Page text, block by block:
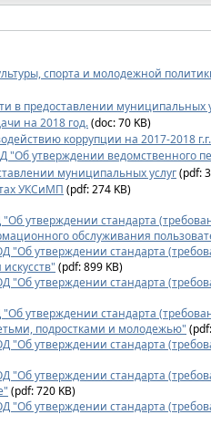
спорта и молодежной
в предоставлении муниципальных
на 2018 год.(doc: 70 KB)
коррупции на 2017-2018 г.г.
"Об утверждении ведомственного
муниципальных услуг(pdf:
УКСиМП (pdf: 274 KB)
утверждении стандарта
обслуживания
"Об утверждении стандарта
(pdf: 899 KB)
"Об утверждении стандарта
утверждении стандарта
подростками и молодежью"
"Об утверждении стандарта
"Об утверждении стандарта
(pdf: 720 KB)
"Об утверждении стандарта